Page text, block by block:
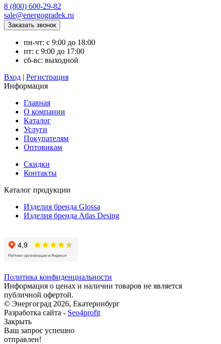
8 (800) 600-29-82
sale@energogradek.ru
пн-чт: с 9:00 до 18:00
пт: с 9:00 до 17:00
сб-вс: выходной
Вход | Регистрация
Информация
Главная
О компании
Каталог
Услуги
Покупателям
Оптовикам
Скидки
Контакты
Каталог продукции
Изделия бренда Glossa
Изделия бренда Atlas Desing
Политика конфиденциальности
Информация о ценах и наличии товаров не является
публичной офертой.
© Энергоград 2026, Екатеринбург
Разработка сайта - Seo4profit
Закрыть
Ваш запрос успешно
отправлен!